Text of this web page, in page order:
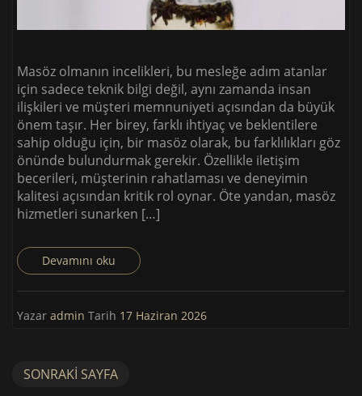
Masöz olmanın incelikleri, bu mesleğe adım atanlar
için sadece teknik bilgi değil, aynı zamanda insan
ilişkileri ve müşteri memnuniyeti açısından da büyük
önem taşır. Her birey, farklı ihtiyaç ve beklentilere
sahip olduğu için, bir masöz olarak, bu farklılıkları göz
önünde bulundurmak gerekir. Özellikle iletişim
becerileri, müşterinin rahatlaması ve deneyimin
kalitesi açısından kritik rol oynar. Öte yandan, masöz
hizmetleri sunarken […]
Devamını oku
Yazar admin Tarih 17 Haziran 2026
SONRAKI SAYFA